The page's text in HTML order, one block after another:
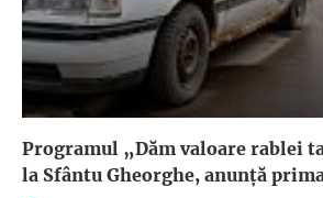
Programul „Dăm valoare rablei
la Sfântu Gheorghe, anunţă